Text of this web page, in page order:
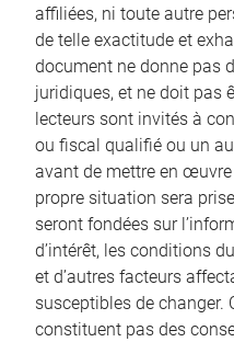
affiliées, ni toute autre
de telle exactitude et
document ne donne pas
juridiques, et ne doit pas
lecteurs sont invités à
ou fiscal qualifié ou un
avant de mettre en
propre situation sera
seront fondées sur
d’intérêt, les conditions
et d’autres facteurs
susceptibles de changer.
constituent pas des